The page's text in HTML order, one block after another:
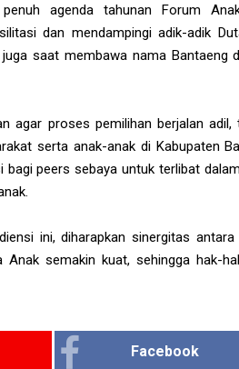
agenda tahunan Forum
dan mendampingi adik-adik
saat membawa nama Bantaeng
agar proses pemilihan berjalan
serta anak-anak di Kabupaten
bagi peers sebaya untuk terlibat
ini, diharapkan sinergitas
Anak semakin kuat, sehingga hak-
Facebook